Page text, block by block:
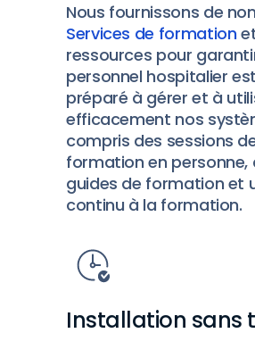
Nous fournissons de
Services de formation
ressources pour
personnel hospitalier
préparé à gérer et à
efficacement nos
compris des sessions
formation en personne,
guides de formation et
continu à la formation.
Installation sans